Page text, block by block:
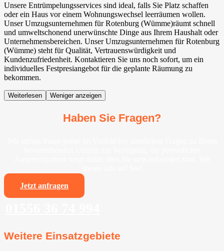
Unsere Entrümpelungsservices sind ideal, falls Sie Platz schaffen
oder ein Haus vor einem Wohnungswechsel leerräumen wollen.
Unser Umzugsunternehmen für Rotenburg (Wümme)räumt schnell
und umweltschonend unerwünschte Dinge aus Ihrem Haushalt oder
Unternehmensbereichen. Unser Umzugsunternehmen für Rotenburg
(Wümme) steht für Qualität, Vertrauenswürdigkeit und
Kundenzufriedenheit. Kontaktieren Sie uns noch sofort, um ein
individuelles Festpresiangebot für die geplante Räumung zu
bekommen.
Weiterlesen Weniger anzeigen
Haben Sie Fragen?
Jetzt anfragen
Weitere Einsatzgebiete